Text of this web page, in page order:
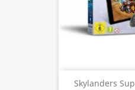
Skylanders